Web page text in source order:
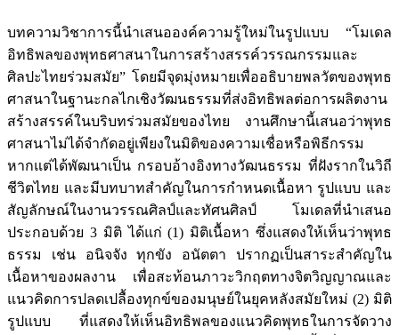
บทความวิชาการนี้นำเสนอองค์ความรู้ใหม่ในรูปแบบ “โมเดล
อิทธิพลของพุทธศาสนาในการสร้างสรรค์วรรณกรรมและ
ศิลปะไทยร่วมสมัย” โดยมีจุดมุ่งหมายเพื่ออธิบายพลวัตของพุทธ
ศาสนาในฐานะกลไกเชิงวัฒนธรรมที่ส่งอิทธิพลต่อการผลิตงาน
สร้างสรรค์ในบริบทร่วมสมัยของไทย งานศึกษานี้เสนอว่าพุทธ
ศาสนาไม่ได้จำกัดอยู่เพียงในมิติของความเชื่อหรือพิธีกรรม
หากแต่ได้พัฒนาเป็น กรอบอ้างอิงทางวัฒนธรรม ที่ฝังรากในวิถี
ชีวิตไทย และมีบทบาทสำคัญในการกำหนดเนื้อหา รูปแบบ และ
สัญลักษณ์ในงานวรรณศิลป์และทัศนศิลป์ โมเดลที่นำเสนอ
ประกอบด้วย 3 มิติ ได้แก่ (1) มิติเนื้อหา ซึ่งแสดงให้เห็นว่าพุทธ
ธรรม เช่น อนิจจัง ทุกขัง อนัตตา ปรากฏเป็นสาระสำคัญใน
เนื้อหาของผลงาน เพื่อสะท้อนภาวะวิกฤตทางจิตวิญญาณและ
แนวคิดการปลดเปลื้องทุกข์ของมนุษย์ในยุคหลังสมัยใหม่ (2) มิติ
รูปแบบ ที่แสดงให้เห็นอิทธิพลของแนวคิดพุทธในการจัดวาง